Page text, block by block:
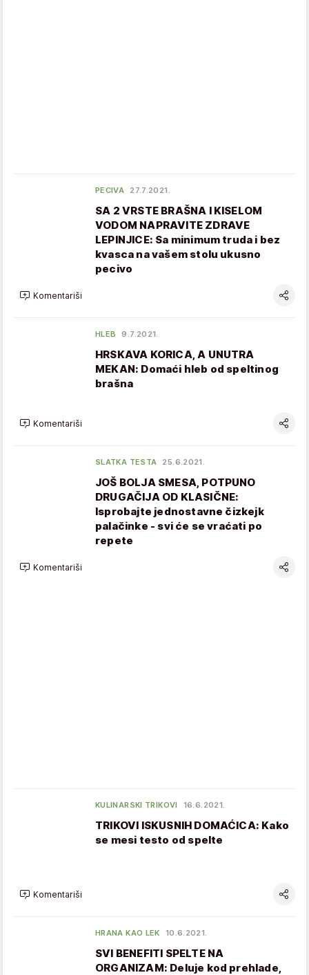
PECIVA 27.7.2021.
SA 2 VRSTE BRAŠNA I KISELOM
VODOM NAPRAVITE ZDRAVE
LEPINJICE: Sa minimum truda i bez
kvasca na vašem stolu ukusno
pecivo
Komentariši
HLEB 9.7.2021.
HRSKAVA KORICA, A UNUTRA
MEKAN: Domaći hleb od speltinog
brašna
Komentariši
SLATKA TESTA 25.6.2021.
JOŠ BOLJA SMESA, POTPUNO
DRUGAČIJA OD KLASIČNE:
Isprobajte jednostavne čizkejk
palačinke - svi će se vraćati po
repete
Komentariši
KULINARSKI TRIKOVI 16.6.2021.
TRIKOVI ISKUSNIH DOMAĆICA: Kako
se mesi testo od spelte
Komentariši
HRANA KAO LEK 10.6.2021.
SVI BENEFITI SPELTE NA
ORGANIZAM: Deluje kod prehlade,